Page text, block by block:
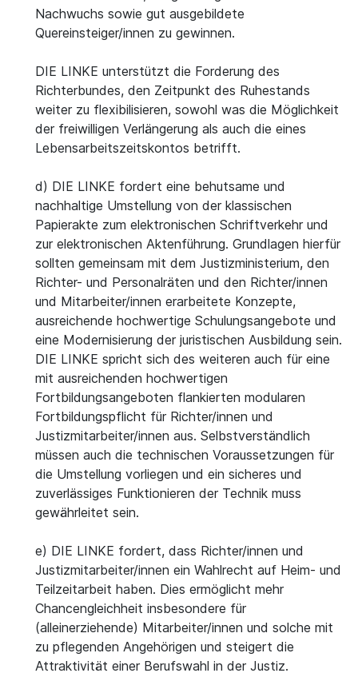
Nachwuchs sowie gut ausgebildete
Quereinsteiger/innen zu gewinnen.
DIE LINKE unterstützt die Forderung des
Richterbundes, den Zeitpunkt des Ruhestands
weiter zu flexibilisieren, sowohl was die Möglichkeit
der freiwilligen Verlängerung als auch die eines
Lebensarbeitszeitskontos betrifft.
d) DIE LINKE fordert eine behutsame und
nachhaltige Umstellung von der klassischen
Papierakte zum elektronischen Schriftverkehr und
zur elektronischen Aktenführung. Grundlagen hierfür
sollten gemeinsam mit dem Justizministerium, den
Richter- und Personalräten und den Richter/innen
und Mitarbeiter/innen erarbeitete Konzepte,
ausreichende hochwertige Schulungsangebote und
eine Modernisierung der juristischen Ausbildung sein.
DIE LINKE spricht sich des weiteren auch für eine
mit ausreichenden hochwertigen
Fortbildungsangeboten flankierten modularen
Fortbildungspflicht für Richter/innen und
Justizmitarbeiter/innen aus. Selbstverständlich
müssen auch die technischen Voraussetzungen für
die Umstellung vorliegen und ein sicheres und
zuverlässiges Funktionieren der Technik muss
gewährleitet sein.
e) DIE LINKE fordert, dass Richter/innen und
Justizmitarbeiter/innen ein Wahlrecht auf Heim- und
Teilzeitarbeit haben. Dies ermöglicht mehr
Chancengleichheit insbesondere für
(alleinerziehende) Mitarbeiter/innen und solche mit
zu pflegenden Angehörigen und steigert die
Attraktivität einer Berufswahl in der Justiz.